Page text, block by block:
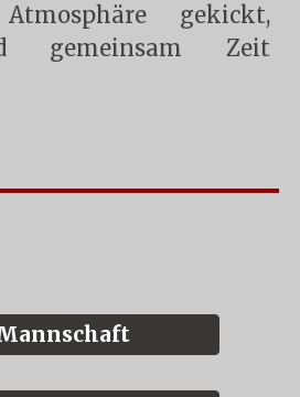
gekickt,
gemeinsam Zeit